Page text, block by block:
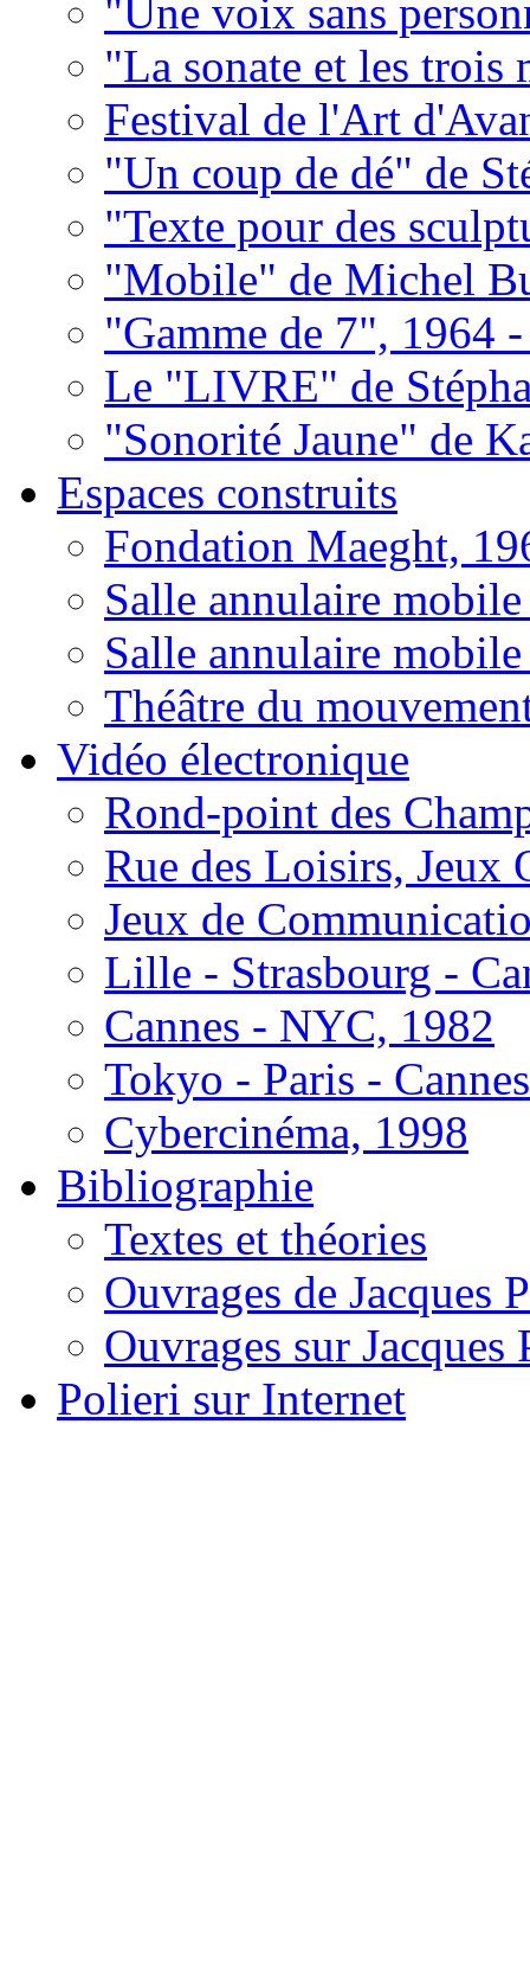
"Une voix sans
"La sonate et les trois
Festival de l'Art
"Un coup de dé" de
"Texte pour des
"Mobile" de Michel
"Gamme de 7", 1964
Le "LIVRE" de
"Sonorité Jaune" de
Espaces construits
Fondation Maeght,
Salle annulaire
Salle annulaire
Théâtre du
Vidéo électronique
Rond-point des
Rue des Loisirs, Jeux
Jeux de
Lille - Strasbourg -
Cannes - NYC, 1982
Tokyo - Paris -
Cybercinéma, 1998
Bibliographie
Textes et théories
Ouvrages de Jacques
Ouvrages sur Jacques
Polieri sur Internet